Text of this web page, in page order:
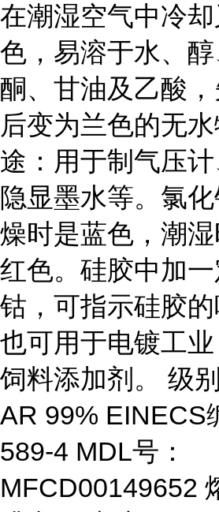
在潮湿空气中冷
色，易溶于水、
酮、甘油及乙酸
后变为兰色的无水
途：用于制气压计
隐显墨水等。氯
燥时是蓝色，潮
红色。硅胶中加
钴，可指示硅胶的
也可用于电镀工
饲料添加剂。 级
AR 99% EINECS
589-4 MDL号：
MFCD00149652